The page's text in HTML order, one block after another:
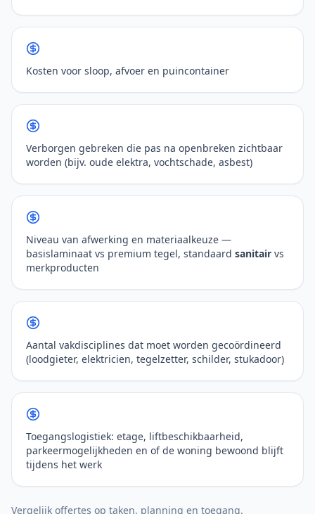
Kosten voor sloop, afvoer en puincontainer
Verborgen gebreken die pas na openbreken zichtbaar
worden (bijv. oude elektra, vochtschade, asbest)
Niveau van afwerking en materiaalkeuze —
basislaminaat vs premium tegel, standaard sanitair vs
merkproducten
Aantal vakdisciplines dat moet worden gecoördineerd
(loodgieter, elektricien, tegelzetter, schilder, stukadoor)
Toegangslogistiek: etage, liftbeschikbaarheid,
parkeermogelijkheden en of de woning bewoond blijft
tijdens het werk
Vergelijk offertes op taken, planning en toegang.